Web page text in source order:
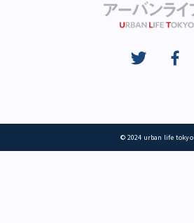
© 2024 urban life tokyo